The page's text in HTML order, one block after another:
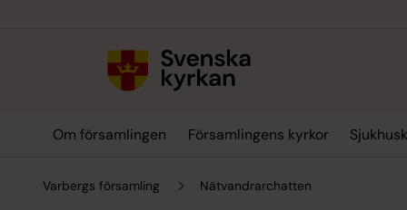
Om församlingen Församlingens kyrkor
Varbergs församling Nätvandrarchatten